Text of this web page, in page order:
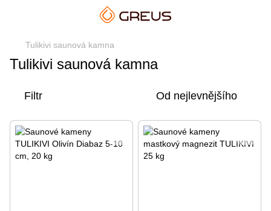
Tulikivi saunová kamna
Tulikivi saunová kamna
Filtr Od nejlevnějšího